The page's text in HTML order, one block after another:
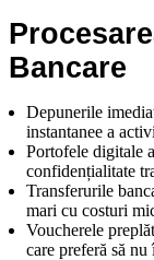
Bancare
Depunerile
instantanee a
Portofele digitale
confidențialitate
Transferurile
mari cu costuri
Voucherele
care preferă să nu